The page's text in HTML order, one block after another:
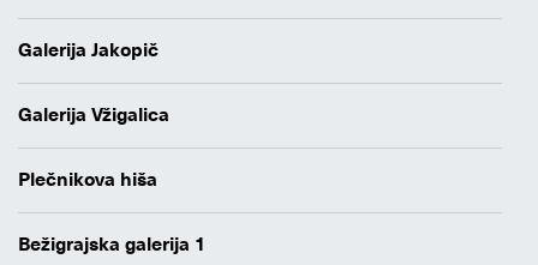
Galerija Jakopič
Galerija Vžigalica
Plečnikova hiša
Bežigrajska galerija 1